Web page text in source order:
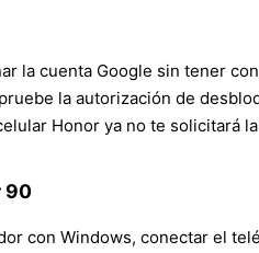
la cuenta Google sin tener
la autorización de
Honor ya no te solicitará
90
con Windows, conectar el